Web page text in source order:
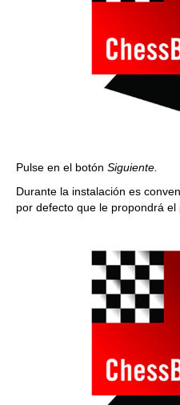
Pulse en el botón Siguiente.
Durante la instalación es
por defecto que le propondrá el